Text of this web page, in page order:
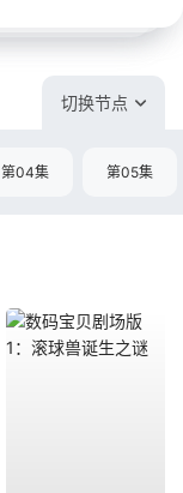
切换节点
第04集 第05集